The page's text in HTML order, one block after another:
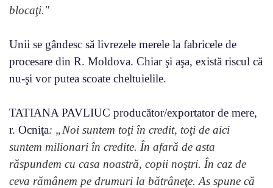
blocaţi."
Unii se gândesc să livrezele merele la fabricele de
procesare din R. Moldova. Chiar şi aşa, există riscul că
nu-şi vor putea scoate cheltuielile.
TATIANA PAVLIUC producător/exportator de mere,
r. Ocniţa: „Noi suntem toţi în credit, toţi de aici
suntem milionari în credite. În afară de asta
răspundem cu casa noastră, copii noştri. În caz de
ceva rămânem pe drumuri la bătrâneţe. As spune că